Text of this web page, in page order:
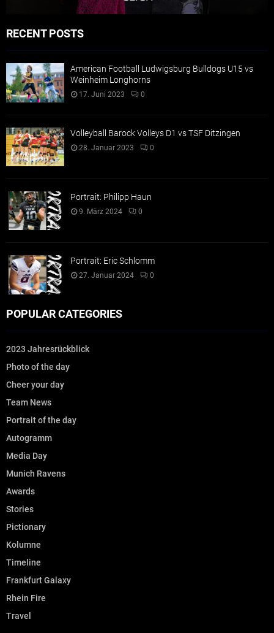
RECENT POSTS
American Football Ludwigsburg Bulldogs U15 vs
Weinheim Longhorns
17. Juni 2023 0
Volleyball Barock Volleys D1 vs TSF Ditzingen
28. Januar 2023 0
Portrait: Philipp Haun
9. März 2024 0
Portrait: Eric Schlomm
27. Januar 2024 0
POPULAR CATEGORIES
2023 Jahresrückblick
Photo of the day
Cheer your day
Team News
Portrait of the day
Autogramm
Media Day
Munich Ravens
Awards
Stories
Pictionary
Kolumne
Timeline
Frankfurt Galaxy
Rhein Fire
Travel